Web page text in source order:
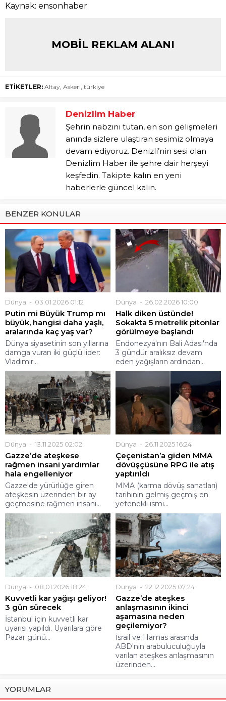
Kaynak: ensonhaber
MOBİL REKLAM ALANI
ETİKETLER: Altay Askeri türkiye
Denizlim Haber
Şehrin nabzını tutan, en son gelişmeleri
anında sizlere ulaştıran sesimiz olmaya
devam ediyoruz. Denizli’nin sesi olan
Denizlim Haber ile şehre dair herşeyi
keşfedin. Takipte kalın en yeni
haberlerle güncel kalın.
BENZER KONULAR
Dünya 03.01.2026 01:12
Putin mi Büyük Trump mı
büyük, hangisi daha yaşlı,
aralarında kaç yaş var?
Dünya siyasetinin son yıllarına
damga vuran iki güçlü lider:
Vladimir...
Dünya 26.02.2026 10:00
Halk diken üstünde!
Sokakta 5 metrelik pitonlar
görülmeye başlandı
Endonezya'nın Bali Adası'nda
3 gündür aralıksız devam
eden yağışların ardından...
Dünya 13.11.2025 02:02
Gazze’de ateşkese
rağmen insani yardımlar
hala engelleniyor
Gazze'de yürürlüğe giren
ateşkesin üzerinden bir ay
geçmesine rağmen insani...
Dünya 26.11.2025 16:24
Çeçenistan’a giden MMA
dövüşçüsüne RPG ile atış
yaptırıldı
MMA (karma dövüş sanatları)
tarihinin gelmiş geçmiş en
yetenekli ismi...
Dünya 08.01.2026 18:24
Kuvvetli kar yağışı geliyor!
3 gün sürecek
İstanbul için kuvvetli kar
uyarısı yapıldı. Uyarılara göre
Pazar günü...
Dünya 22.12.2025 07:24
Gazze’de ateşkes
anlaşmasının ikinci
aşamasına neden
geçilemiyor?
İsrail ve Hamas arasında
ABD'nin arabuluculuğuyla
varılan ateşkes anlaşmasının
üzerinden...
YORUMLAR